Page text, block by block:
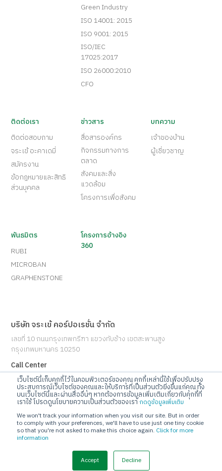
เว็บไซต์นี้เก็บคุกกี้ไว้ในคอมพิวเตอร์ของคุณ คุกกี้เหล่านี้ใช้เพื่อปรับปรุง
ประสบการณ์เว็บไซต์ของคุณและให้บริการที่เป็นส่วนตัวยิ่งขึ้นแก่คุณ ทั้ง
บนเว็บไซต์นี้และผ่านสื่ออื่นๆ หากต้องการข้อมูลเพิ่มเติมเกี่ยวกับคุกกี้ที่
เราใช้ โปรดดูนโยบายความเป็นส่วนตัวของเรากดดูข้อมูลเพิ่มเติม
We won't track your information when you visit our site. But in order
to comply with your preferences, we'll have to use just one tiny cookie
so that you're not asked to make this choice again. Click for more
information
Accept Decline
Green Industry
ISO 14001: 2015
ISO 9001: 2015
ISO/IEC
17025:2017
ISO 26000:2010
CFO
ติดต่อเรา
ติดต่อสอบถาม
จระเข้ อะคาเดมี่
สมัครงาน
ข้อกฎหมายและสิทธิ
ส่วนบุคคล
ข่าวสาร
สื่อสารองค์กร
กิจกรรมทางการ
ตลาด
สังคมและสิ่ง
แวดล้อม
โครงการเพื่อสังคม
บทความ
เจ้าของบ้าน
ผู้เชี่ยวชาญ
พันธมิตร
RUBI
MICROBAN
GRAPHENSTONE
โครงการอ้างอิง
360
บริษัท จระเข้ คอร์ปอเรชั่น จำกัด
เลขที่ 10 ถนนกรุงเทพกรีฑา แขวงทับช้าง เขตสะพานสูง
กรุงเทพมหานคร 10250
Call Center
โทร 02-720-1112
E-mail
info@jorakay.co.th
Social